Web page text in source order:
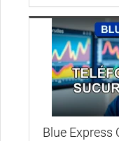
Blue Express